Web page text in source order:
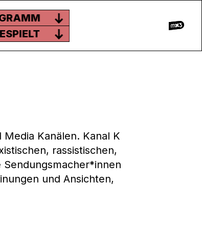
Kanälen. Kanal K
rassistischen,
und Ansichten,